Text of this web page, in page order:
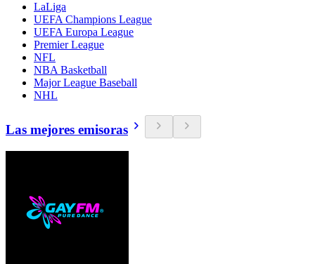
LaLiga
UEFA Champions League
UEFA Europa League
Premier League
NFL
NBA Basketball
Major League Baseball
NHL
Las mejores emisoras